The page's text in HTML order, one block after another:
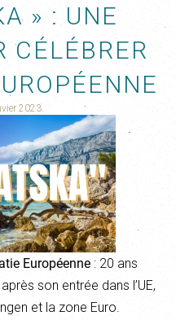
» : UNE
CÉLÉBRER
2023.
Européenne : 20 ans
son entrée dans l’UE,
et la zone Euro.